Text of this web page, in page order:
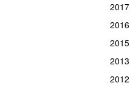
2017
2016
2015
2013
2012